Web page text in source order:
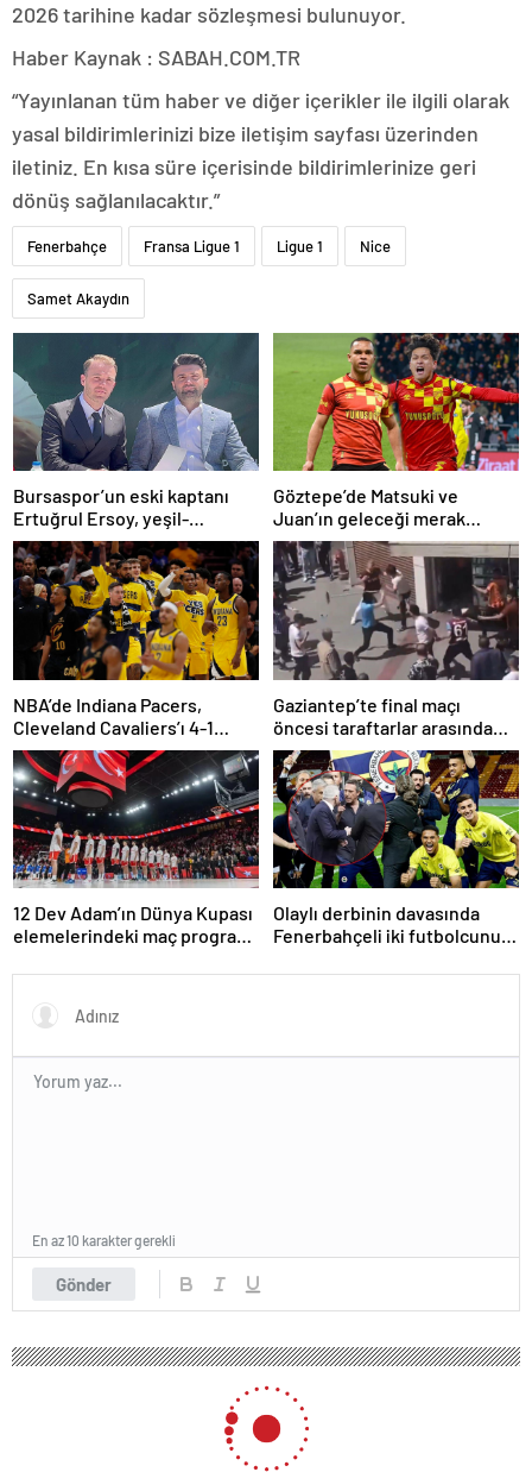
2026 tarihine kadar sözleşmesi bulunuyor.
Haber Kaynak : SABAH.COM.TR
“Yayınlanan tüm haber ve diğer içerikler ile ilgili olarak
yasal bildirimlerinizi bize iletişim sayfası üzerinden
iletiniz. En kısa süre içerisinde bildirimlerinize geri
dönüş sağlanılacaktır.”
Fenerbahçe Fransa Ligue 1 Ligue 1 Nice
Samet Akaydın
Bursaspor’un eski kaptanı
Ertuğrul Ersoy, yeşil-
beyazlılara geri döndü
Göztepe’de Matsuki ve
Juan’ın geleceği merak
konusu
NBA’de Indiana Pacers,
Cleveland Cavaliers’ı 4-1
yenerek konferans finaline
yükseldi
Gaziantep’te final maçı
öncesi taraftarlar arasında
tartışma çıktı
12 Dev Adam’ın Dünya Kupası
elemelerindeki maç programı
Olaylı derbinin davasında
Fenerbahçeli iki futbolcunun
Gönder
En az 10 karakter gerekli